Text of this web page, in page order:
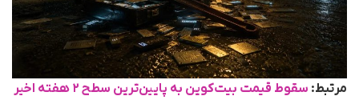
مرتبط: سقوط قیمت بیت‌کوین به پایین‌ترین سطح ۲ هفته اخیر